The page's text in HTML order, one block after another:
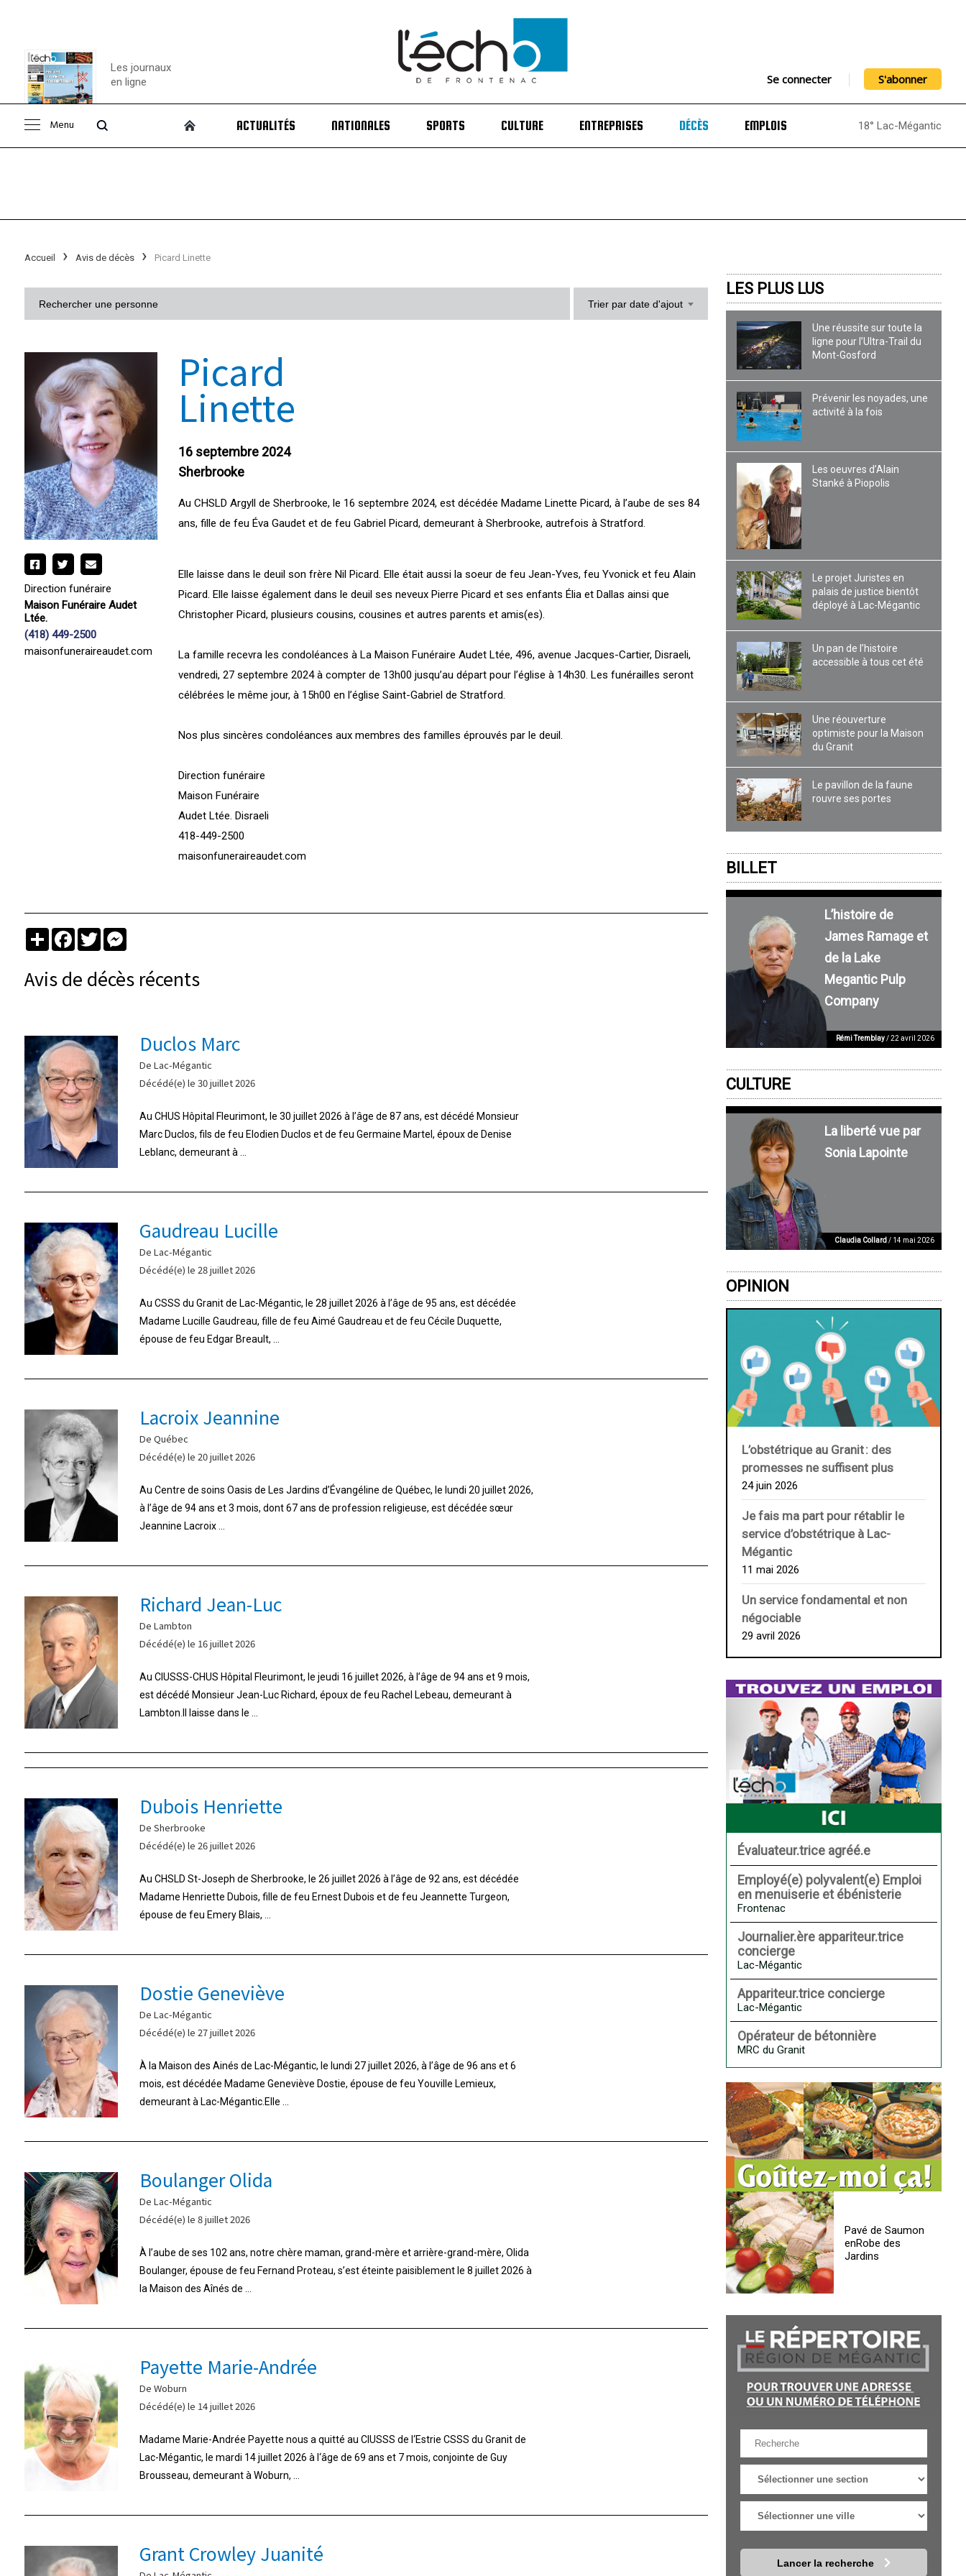
Consulter le
Les journaux
en ligne
Se connecter S'abonner
Menu ACTUALITÉS NATIONALES SPORTS CULTURE ENTREPRISES DÉCÈS EMPLOIS 18° Lac-Mégantic
Accueil Avis de décès Picard Linette
Trier par date d'ajout
Direction funéraire
Maison Funéraire Audet
Ltée.
(418) 449-2500
maisonfuneraireaudet.com
Picard
Linette
16 septembre 2024
Sherbrooke
Au CHSLD Argyll de Sherbrooke, le 16 septembre 2024, est décédée Madame Linette Picard, à l’aube de ses 84
ans, fille de feu Éva Gaudet et de feu Gabriel Picard, demeurant à Sherbrooke, autrefois à Stratford.
Elle laisse dans le deuil son frère Nil Picard. Elle était aussi la soeur de feu Jean-Yves, feu Yvonick et feu Alain
Picard. Elle laisse également dans le deuil ses neveux Pierre Picard et ses enfants Élia et Dallas ainsi que
Christopher Picard, plusieurs cousins, cousines et autres parents et amis(es).
La famille recevra les condoléances à La Maison Funéraire Audet Ltée, 496, avenue Jacques-Cartier, Disraeli,
vendredi, 27 septembre 2024 à compter de 13h00 jusqu’au départ pour l’église à 14h30. Les funérailles seront
célébrées le même jour, à 15h00 en l’église Saint-Gabriel de Stratford.
Nos plus sincères condoléances aux membres des familles éprouvés par le deuil.
Direction funéraire
Maison Funéraire
Audet Ltée. Disraeli
418-449-2500
maisonfuneraireaudet.com
PartagerFacebook
TwitterMessenger
Avis de décès récents
Duclos Marc
De Lac-Mégantic
Décédé(e) le 30 juillet 2026
Au CHUS Hôpital Fleurimont, le 30 juillet 2026 à l’âge de 87 ans, est décédé Monsieur
Marc Duclos, fils de feu Elodien Duclos et de feu Germaine Martel, époux de Denise
Leblanc, demeurant à ...
Gaudreau Lucille
De Lac-Mégantic
Décédé(e) le 28 juillet 2026
Au CSSS du Granit de Lac-Mégantic, le 28 juillet 2026 à l’âge de 95 ans, est décédée
Madame Lucille Gaudreau, fille de feu Aimé Gaudreau et de feu Cécile Duquette,
épouse de feu Edgar Breault, ...
Lacroix Jeannine
De Québec
Décédé(e) le 20 juillet 2026
Au Centre de soins Oasis de Les Jardins d’Évangéline de Québec, le lundi 20 juillet 2026,
à l’âge de 94 ans et 3 mois, dont 67 ans de profession religieuse, est décédée sœur
Jeannine Lacroix ...
Richard Jean-Luc
De Lambton
Décédé(e) le 16 juillet 2026
Au CIUSSS-CHUS Hôpital Fleurimont, le jeudi 16 juillet 2026, à l’âge de 94 ans et 9 mois,
est décédé Monsieur Jean-Luc Richard, époux de feu Rachel Lebeau, demeurant à
Lambton.Il laisse dans le ...
Dubois Henriette
De Sherbrooke
Décédé(e) le 26 juillet 2026
Au CHSLD St-Joseph de Sherbrooke, le 26 juillet 2026 à l’âge de 92 ans, est décédée
Madame Henriette Dubois, fille de feu Ernest Dubois et de feu Jeannette Turgeon,
épouse de feu Emery Blais, ...
Dostie Geneviève
De Lac-Mégantic
Décédé(e) le 27 juillet 2026
À la Maison des Ainés de Lac-Mégantic, le lundi 27 juillet 2026, à l’âge de 96 ans et 6
mois, est décédée Madame Geneviève Dostie, épouse de feu Youville Lemieux,
demeurant à Lac-Mégantic.Elle ...
Boulanger Olida
De Lac-Mégantic
Décédé(e) le 8 juillet 2026
À l’aube de ses 102 ans, notre chère maman, grand-mère et arrière-grand-mère, Olida
Boulanger, épouse de feu Fernand Proteau, s’est éteinte paisiblement le 8 juillet 2026 à
la Maison des Aînés de ...
Payette Marie-Andrée
De Woburn
Décédé(e) le 14 juillet 2026
Madame Marie-Andrée Payette nous a quitté au CIUSSS de l‘Estrie CSSS du Granit de
Lac-Mégantic, le mardi 14 juillet 2026 à l‘âge de 69 ans et 7 mois, conjointe de Guy
Brousseau, demeurant à Woburn, ...
Grant Crowley Juanité
LES PLUS LUS
Une réussite sur toute la
ligne pour l’Ultra-Trail du
Mont-Gosford
Prévenir les noyades, une
activité à la fois
Les oeuvres d’Alain
Stanké à Piopolis
Le projet Juristes en
palais de justice bientôt
déployé à Lac-Mégantic
Un pan de l’histoire
accessible à tous cet été
Une réouverture
optimiste pour la Maison
du Granit
Le pavillon de la faune
rouvre ses portes
BILLET
L’histoire de
James Ramage et
de la Lake
Megantic Pulp
Company
Rémi Tremblay/ 22 avril 2026
CULTURE
La liberté vue par
Sonia Lapointe
Claudia Collard/ 14 mai 2026
OPINION
L’obstétrique au ­Granit : des
promesses ne suffisent plus
24 juin 2026
Je fais ma part pour rétablir le
service d’obstétrique à Lac-
Mégantic
11 mai 2026
Un service fondamental et non
négociable
29 avril 2026
Évaluateur.trice agréé.e
Employé(e) polyvalent(e) Emploi
en menuiserie et ébénisterie
Frontenac
Journalier.ère appariteur.trice
concierge
Lac-Mégantic
Appariteur.trice concierge
Lac-Mégantic
Opérateur de bétonnière
MRC du Granit
Pavé de Saumon
enRobe des
Jardins
Lancer la recherche